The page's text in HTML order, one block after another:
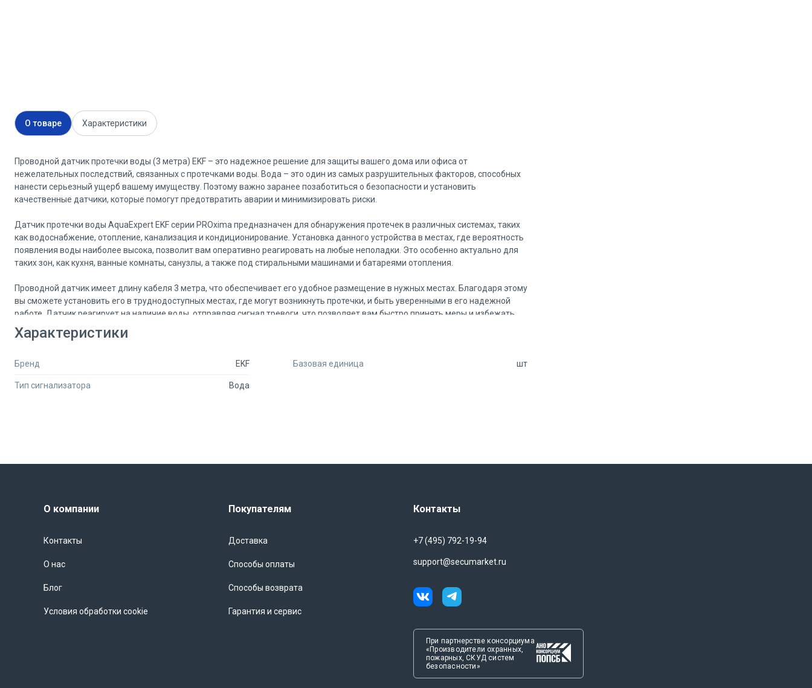
О товаре Характеристики
Проводной датчик протечки воды (3 метра) EKF – это надежное решение для защиты вашего дома или офиса от
нежелательных последствий, связанных с протечками воды. Вода – это один из самых разрушительных факторов, способных
нанести серьезный ущерб вашему имуществу. Поэтому важно заранее позаботиться о безопасности и установить
качественные датчики, которые помогут предотвратить аварии и минимизировать риски.
Датчик протечки воды AquaExpert EKF серии PROxima предназначен для обнаружения протечек в различных системах, таких
как водоснабжение, отопление, канализация и кондиционирование. Установка данного устройства в местах, где вероятность
появления воды наиболее высока, позволит вам оперативно реагировать на любые неполадки. Это особенно актуально для
таких зон, как кухня, ванные комнаты, санузлы, а также под стиральными машинами и батареями отопления.
Проводной датчик имеет длину кабеля 3 метра, что обеспечивает его удобное размещение в нужных местах. Благодаря этому
вы сможете установить его в труднодоступных местах, где могут возникнуть протечки, и быть уверенными в его надежной
работе. Датчик реагирует на наличие воды, отправляя сигнал тревоги, что позволяет вам быстро принять меры и избежать
серьезных последствий.
способно обнаруживать даже небольшие количества воды, что делает его идеальным выбором для защиты вашего
или инструментов для его монтажа – достаточно следовать инструкции, и вы сможете установить его самостоятельно.
Кроме того, проводной датчик протечки воды EKF отлично подходит для использования в коммерческих помещениях. Если у
В заключение, проводной датчик протечки воды (3 метра) EKF – это надежное и эффективное решение для защиты вашего
имущества и избежать серьезных финансовых потерь. Не откладывайте на потом – позаботьтесь о защите своего дома уже
Характеристики
Бренд EKF Базовая единица шт
Тип сигнализатора Вода
О компании
Контакты
О нас
Блог
Условия обработки cookie
Покупателям
Доставка
Способы оплаты
Способы возврата
Гарантия и сервис
Контакты
+7 (495) 792-19-94
support@secumarket.ru
При партнерстве консорциума
«Производители охранных,
пожарных, СКУД систем
безопасности»